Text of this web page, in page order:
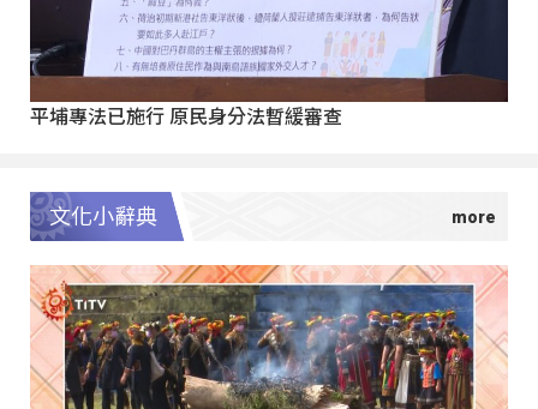
平埔專法已施行 原民身分法暫緩審查
文化小辭典